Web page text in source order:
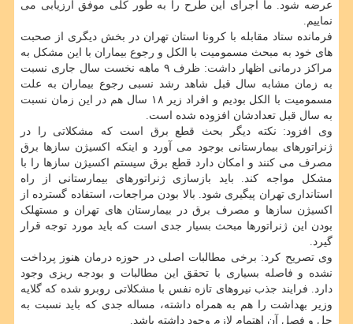
عرضه شود. ما اجرای این طرح را به طور کلی موفق ارزیابی می
نماییم.
فرمانده ستاد مقابله با کرونا استان تهران در بخش دیگری از صحبت
های خود به مبحث مسمومیت با الکل و رجوع بیماران با این مشکل به
مراکز درمانی اظهار داشت: ظرف ۹ ماهه نخست سال جاری نسبت
به زمان مشابه سال قبل شاهد رشد نسبی رجوع بیماران به علت
مسمومیت با الکل بودیم و افراد زیر ۱۸ سال هم در این زمان نسبت
به سال قبل تعدادشان افزوده شده است.
وی افزود: نکته دیگر بحث قطع برق است که مشکلاتی را در
ژنراتورهای بیمارستانی بوجود می آورد و اینکه اکسیژن سازها برق
مصرف می کنند و امکان دارد قطع برق سیستم اکسیژن سازها را با
مشکل مواجه کند. باید بازسازی ژنراتورهای بیمارستانی از راه
استانداری تهران پیگیری شود. بالا بودن مراجعات، استفاده گسترده از
اکسیژن سازها و مصرف برق در بیمارستان های تهران و مستهلک
بودن این ژنراتورها مبحث بسیار جدی است که باید مورد توجه قرار
گیرد.
وی تصریح کرد: برخی مطالبات اصلی در حوزه درمان هنوز پرداخت
نشده و فاصله بسیاری با تحقق این مطالبات و بودجه ریزی وجود
دارد. فرایند جذب نیروهای تازه نفس با مشکلاتی روبرو شده که گلایه
وزیر بهداشت را هم به همراه داشته، مساله جدی که باید نسبت به
حل و فصل آن اهتمام لازم وجود داشته باشد.